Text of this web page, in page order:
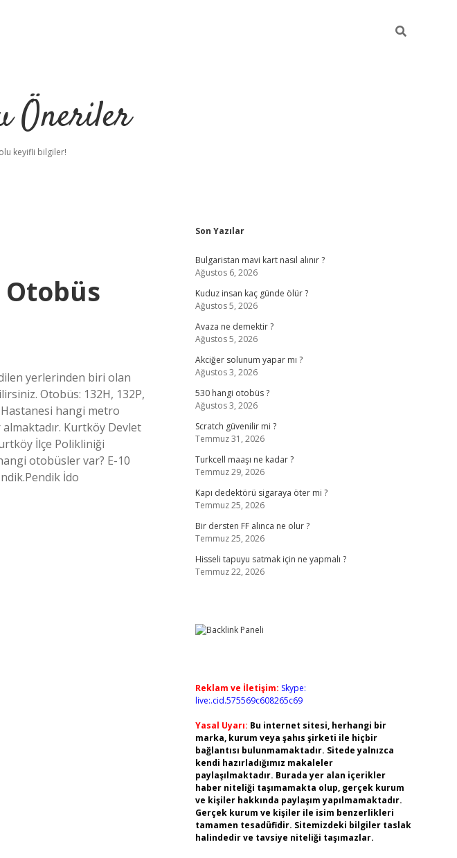
Öneriler
keyifli bilgiler!
yerlerinden biri olan
Otobüs: 132H, 132P,
Hastanesi hangi metro
almaktadır. Kurtköy Devlet
İlçe Polikliniği
otobüsler var? E-10
İdo
Sidebar
Son Yazılar
Bulgaristan mavi kart nasıl alınır ?
Ağustos 6, 2026
Kuduz insan kaç günde ölür ?
Ağustos 5, 2026
Avaza ne demektir ?
Ağustos 5, 2026
Akciğer solunum yapar mı ?
Ağustos 3, 2026
530 hangi otobüs ?
Ağustos 3, 2026
Scratch güvenilir mi ?
Temmuz 31, 2026
Turkcell maaşı ne kadar ?
Temmuz 29, 2026
Kapı dedektörü sigaraya öter mi ?
Temmuz 25, 2026
Bir dersten FF alınca ne olur ?
Temmuz 25, 2026
Hisseli tapuyu satmak için ne yapmalı ?
Temmuz 22, 2026
Reklam ve İletişim: Skype:
live:.cid.575569c608265c69
Yasal Uyarı: Bu internet sitesi, herhangi bir
marka, kurum veya şahıs şirketi ile hiçbir
bağlantısı bulunmamaktadır. Sitede yalnızca
kendi hazırladığımız makaleler
paylaşılmaktadır. Burada yer alan içerikler
haber niteliği taşımamakta olup, gerçek kurum
ve kişiler hakkında paylaşım yapılmamaktadır.
Gerçek kurum ve kişiler ile isim benzerlikleri
tamamen tesadüfidir. Sitemizdeki bilgiler taslak
halindedir ve tavsiye niteliği taşımazlar.
betci